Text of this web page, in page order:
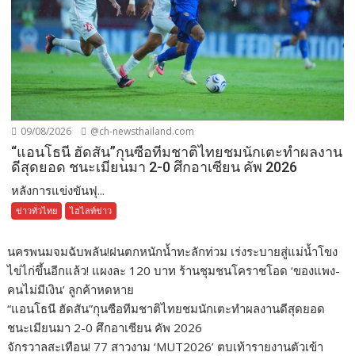
09/08/2026 @ch-newsthailand.com
“แอนโธนี ฮัดสัน”กุนซือทีมชาติไทยชมนักเตะทำผลงาน
ดีสุดยอด ชนะเมียนมา 2-0 ศึกอาเซียน คัพ 2026
หลังการแข่งขันฟุ...
ข่าวทั่วไทย ไฮไลท์ข่าว
นครพนมจมฉับพลัน!ฝนตกหนักน้ำทะลักท่วม เร่งระบายสู่แม่น้ำโขง
ไข่ไก่ขึ้นอีกแล้ว! แผงละ 120 บาท ร้านชุมชนโคราชโอด ‘ของแพง-
คนไม่มีเงิน’ ลูกค้าหดหาย
“แอนโธนี ฮัดสัน”กุนซือทีมชาติไทยชมนักเตะทำผลงานดีสุดยอด
ชนะเมียนมา 2-0 ศึกอาเซียน คัพ 2026
จักรวาลสะเทือน! 77 สาวงาม ‘MUT2026’ ตบเท้ารายงานตัวเข้า